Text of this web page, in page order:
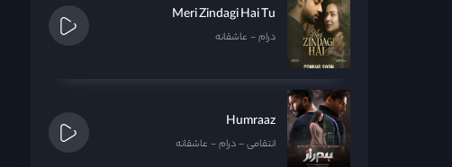
Meri Zindagi Hai Tu
درام عاشقانه
Humraaz
انتقامی درام عاشقانه